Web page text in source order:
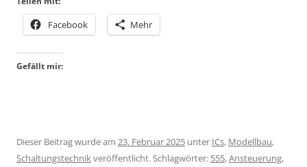
Facebook Mehr
Gefällt mir:
Dieser Beitrag wurde am 23. Februar 2025 unter ICs, Modellbau,
Schaltungstechnikveröffentlicht. Schlagwörter: 555,Ansteuerung,